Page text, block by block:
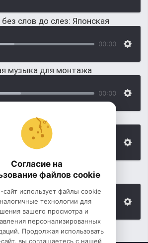
слов до слез: Японская
00:00
музыка для монтажа
00:00
когда тебя обнаружился
Интро из телеигры:
Согласие на
файлов cookie
сайт использует файлы cookie
технологии для
вашего просмотра и
персонализированных
Продолжая использовать
вы соглашаетесь с нашей